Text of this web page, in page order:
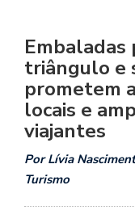
Embaladas
triângulo e
prometem
locais e
viajantes
Por Lívia
Turismo